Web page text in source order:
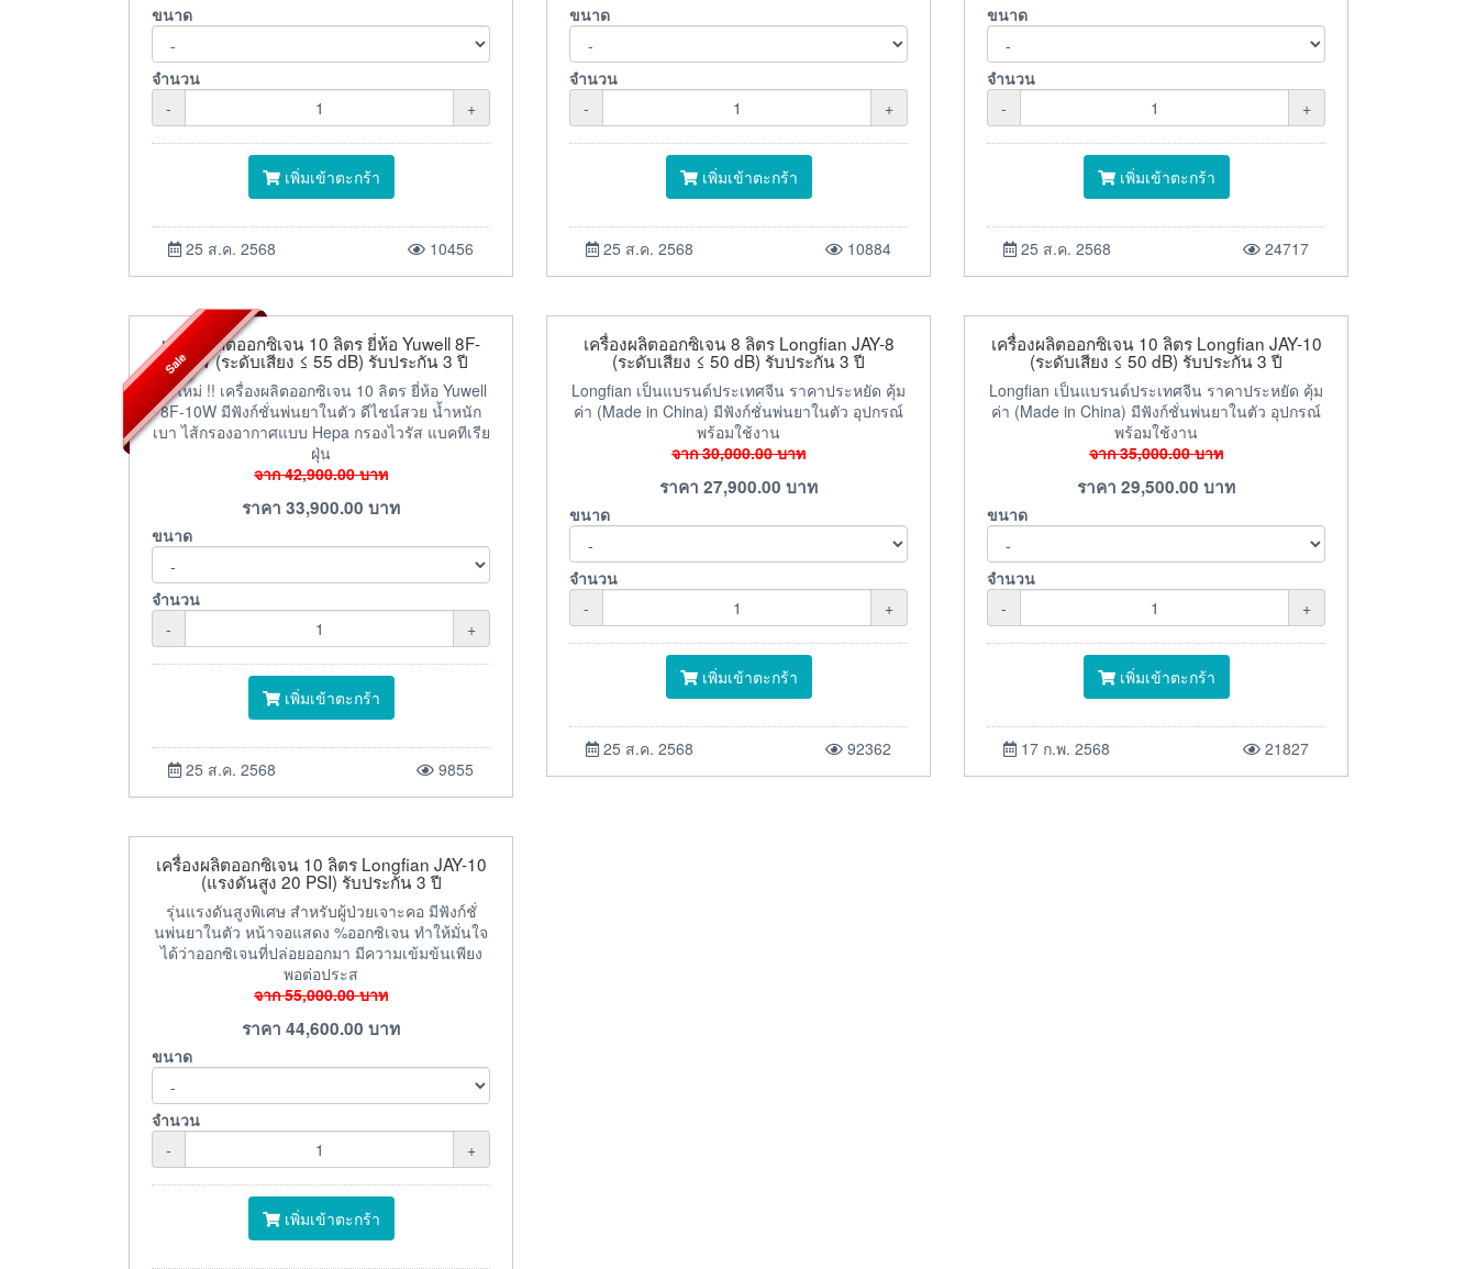
ขนาด
จำนวน
-
+
เพิ่มเข้าตะกร้า
25 ส.ค. 2568 10456
ขนาด
จำนวน
-
+
เพิ่มเข้าตะกร้า
25 ส.ค. 2568 10884
ขนาด
จำนวน
-
+
เพิ่มเข้าตะกร้า
25 ส.ค. 2568 24717
Sale
เครื่องผลิตออกซิเจน 10 ลิตร ยี่ห้อ Yuwell 8F-
10W (ระดับเสียง ≤ 55 dB) รับประกัน 3 ปี
รุ่นใหม่ !! เครื่องผลิตออกซิเจน 10 ลิตร ยี่ห้อ Yuwell
8F-10W มีฟังก์ชั่นพ่นยาในตัว ดีไชน์สวย น้ำหนัก
เบา ไส้กรองอากาศแบบ Hepa กรองไวรัส แบคทีเรีย
ฝุ่น
จาก42,900.00บาท
ราคา 33,900.00 บาท
ขนาด
จำนวน
-
+
เพิ่มเข้าตะกร้า
25 ส.ค. 2568 9855
เครื่องผลิตออกซิเจน 8 ลิตร Longfian JAY-8
(ระดับเสียง ≤ 50 dB) รับประกัน 3 ปี
Longfian เป็นแบรนด์ประเทศจีน ราคาประหยัด คุ้ม
ค่า (Made in China) มีฟังก์ชั่นพ่นยาในตัว อุปกรณ์
พร้อมใช้งาน
จาก30,000.00บาท
ราคา 27,900.00 บาท
ขนาด
จำนวน
-
+
เพิ่มเข้าตะกร้า
25 ส.ค. 2568 92362
เครื่องผลิตออกซิเจน 10 ลิตร Longfian JAY-10
(ระดับเสียง ≤ 50 dB) รับประกัน 3 ปี
Longfian เป็นแบรนด์ประเทศจีน ราคาประหยัด คุ้ม
ค่า (Made in China) มีฟังก์ชั่นพ่นยาในตัว อุปกรณ์
พร้อมใช้งาน
จาก35,000.00บาท
ราคา 29,500.00 บาท
ขนาด
จำนวน
-
+
เพิ่มเข้าตะกร้า
17 ก.พ. 2568 21827
เครื่องผลิตออกซิเจน 10 ลิตร Longfian JAY-10
(แรงดันสูง 20 PSI) รับประกัน 3 ปี
รุ่นแรงดันสูงพิเศษ สำหรับผู้ป่วยเจาะคอ มีฟังก์ชั่
นพ่นยาในตัว หน้าจอแสดง %ออกซิเจน ทำให้มั่นใจ
ได้ว่าออกซิเจนที่ปล่อยออกมา มีความเข้มข้นเพียง
พอต่อประส
จาก55,000.00บาท
ราคา 44,600.00 บาท
ขนาด
จำนวน
-
+
เพิ่มเข้าตะกร้า